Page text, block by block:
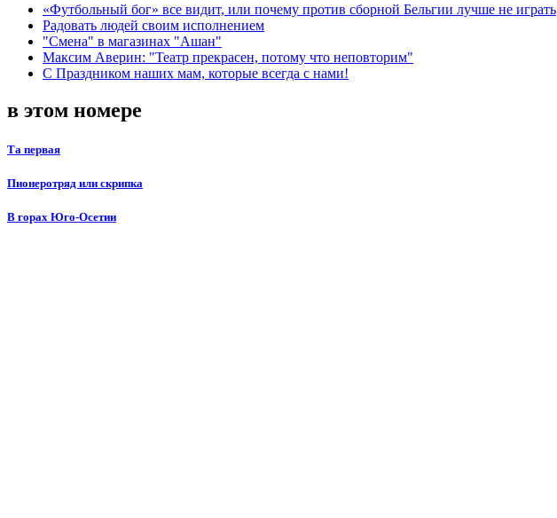
«Футбольный бог» все видит, или почему против сборной Бельгии лучше не играть
Радовать людей своим исполнением
"Смена" в магазинах "Ашан"
Максим Аверин: "Театр прекрасен, потому что неповторим"
С Праздником наших мам, которые всегда с нами!
в этом номере
Та первая
Пионеротряд или скрипка
В горах Юго-Осетии